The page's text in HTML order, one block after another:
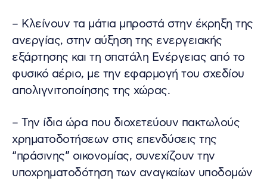
– Κλείνουν τα μάτια μπροστά στην έκρηξη της
ανεργίας, στην αύξηση της ενεργειακής
εξάρτησης και τη σπατάλη Ενέργειας από το
φυσικό αέριο, με την εφαρμογή του σχεδίου
απολιγνιτοποίησης της χώρας.
– Την ίδια ώρα που διοχετεύουν πακτωλούς
χρηματοδοτήσεων στις επενδύσεις της
“πράσινης” οικονομίας, συνεχίζουν την
υποχρηματοδότηση των αναγκαίων υποδομών